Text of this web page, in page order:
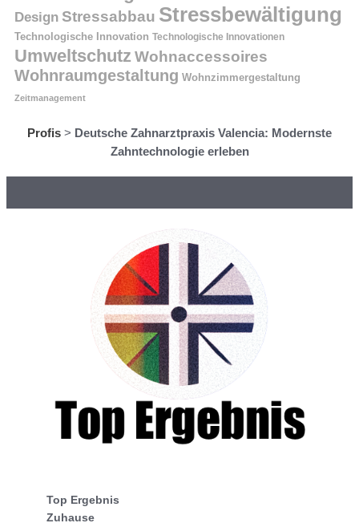
Design Stressabbau Stressbewältigung
Technologische Innovation Technologische Innovationen
Umweltschutz Wohnaccessoires
Wohnraumgestaltung Wohnzimmergestaltung
Zeitmanagement
Profis > Deutsche Zahnarztpraxis Valencia: Modernste
Zahntechnologie erleben
Top Ergebnis
Zuhause